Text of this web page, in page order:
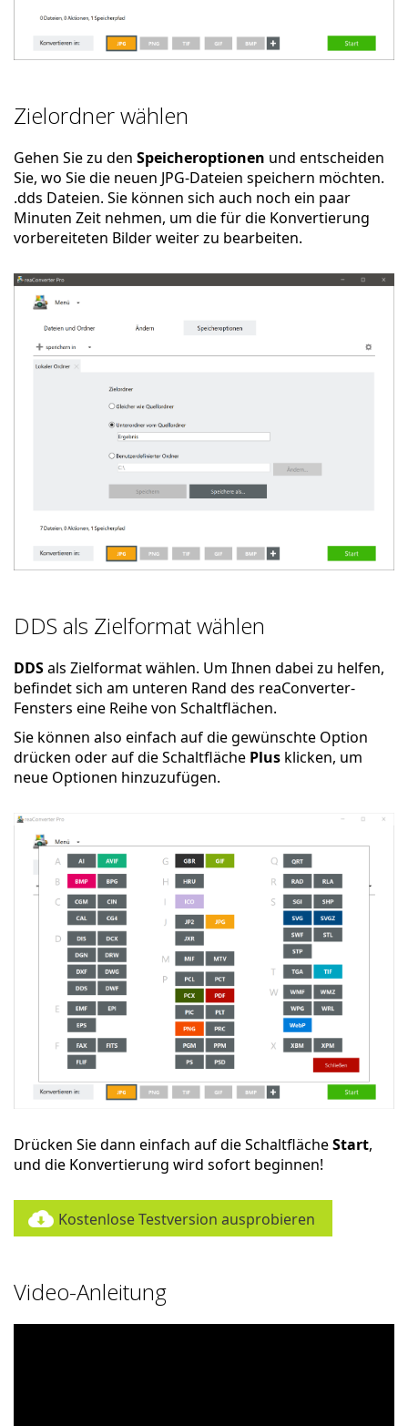
Zielordner wählen
Gehen Sie zu den Speicheroptionen und entscheiden
Sie, wo Sie die neuen JPG-Dateien speichern möchten.
.dds Dateien. Sie können sich auch noch ein paar
Minuten Zeit nehmen, um die für die Konvertierung
vorbereiteten Bilder weiter zu bearbeiten.
DDS als Zielformat wählen
DDSals Zielformat wählen. Um Ihnen dabei zu helfen,
befindet sich am unteren Rand des reaConverter-
Fensters eine Reihe von Schaltflächen.
Sie können also einfach auf die gewünschte Option
drücken oder auf die Schaltfläche Plus klicken, um
neue Optionen hinzuzufügen.
Drücken Sie dann einfach auf die SchaltflächeStart,
und die Konvertierung wird sofort beginnen!
Kostenlose Testversion ausprobieren
Video-Anleitung